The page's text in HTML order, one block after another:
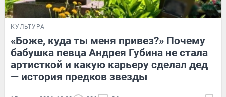
КУЛЬТУРА
«Боже, куда ты меня привез?» Почему
бабушка певца Андрея Губина не стала
артисткой и какую карьеру сделал дед
— история предков звезды